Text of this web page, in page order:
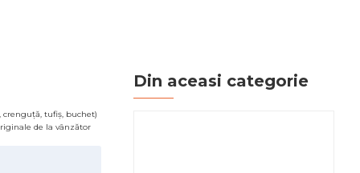
tufiș, buchet)
de la vânzător
Din aceasi categorie